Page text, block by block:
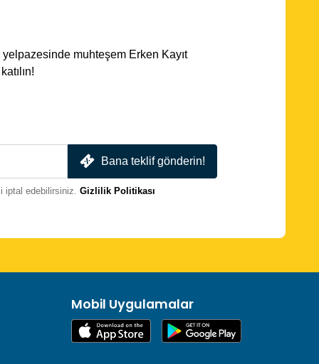
yelpazesinde muhteşem Erken Kayıt
Bana teklif gönderin!
edebilirsiniz. Gizlilik Politikası
Mobil Uygulamalar